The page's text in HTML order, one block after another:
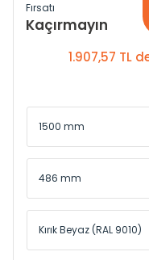
Fırsatı
Kaçırmayın
1.907,57 TL